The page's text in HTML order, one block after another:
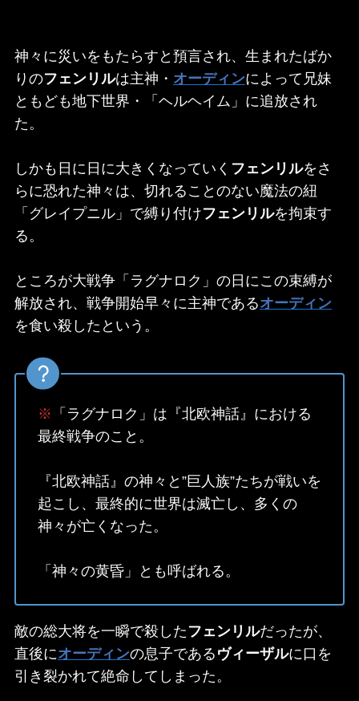
神々に災いをもたらすと預言され、生まれたばか
りのフェンリルは主神・ オーディンによって兄妹
ともども地下世界・「ヘルヘイム」に追放され
た。
しかも日に日に大きくなっていく フェンリルをさ
らに恐れた神々は、切れることのない魔法の紐
「グレイプニル」で縛り付けフェンリルを拘束す
る。
ところが大戦争「ラグナロク」の日にこの束縛が
解放され、戦争開始早々に主神であるオーディン
を食い殺したという。
※ 「ラグナロク」は『北欧神話』における
最終戦争のこと。
『北欧神話』の神々と”巨人族”たちが戦いを
起こし、最終的に世界は滅亡し、多くの
神々が亡くなった。
「神々の黄昏」とも呼ばれる。
敵の総大将を一瞬で殺した フェンリルだったが、
直後にオーディンの息子である ヴィーザルに口を
引き裂かれて絶命してしまった。